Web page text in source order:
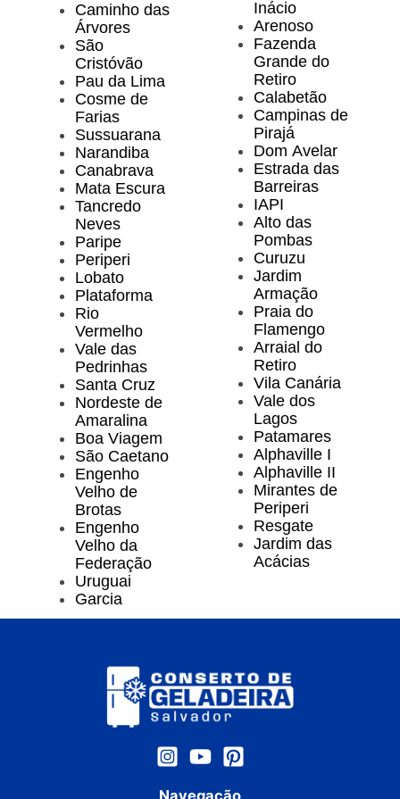
Caminho das
Árvores
São
Cristóvão
Pau da Lima
Cosme de
Farias
Sussuarana
Narandiba
Canabrava
Mata Escura
Tancredo
Neves
Paripe
Periperi
Lobato
Plataforma
Rio
Vermelho
Vale das
Pedrinhas
Santa Cruz
Nordeste de
Amaralina
Boa Viagem
São Caetano
Engenho
Velho de
Brotas
Engenho
Velho da
Federação
Uruguai
Garcia
Inácio
Arenoso
Fazenda
Grande do
Retiro
Calabetão
Campinas de
Pirajá
Dom Avelar
Estrada das
Barreiras
IAPI
Alto das
Pombas
Curuzu
Jardim
Armação
Praia do
Flamengo
Arraial do
Retiro
Vila Canária
Vale dos
Lagos
Patamares
Alphaville I
Alphaville II
Mirantes de
Periperi
Resgate
Jardim das
Acácias
Navegação